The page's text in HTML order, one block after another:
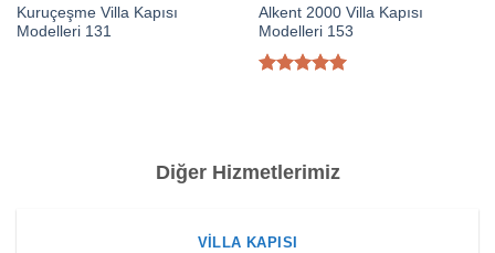
Kuruçeşme Villa Kapısı
Modelleri 131
Alkent 2000 Villa Kapısı
Modelleri 153
Diğer Hizmetlerimiz
VILLA KAPISI